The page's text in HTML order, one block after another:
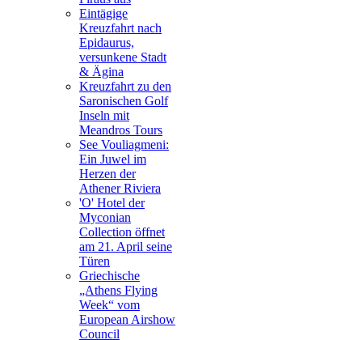
Eintägige
Kreuzfahrt nach
Epidaurus,
versunkene Stadt
& Ägina
Kreuzfahrt zu den
Saronischen Golf
Inseln mit
Meandros Tours
See Vouliagmeni:
Ein Juwel im
Herzen der
Athener Riviera
'O' Hotel der
Myconian
Collection öffnet
am 21. April seine
Türen
Griechische
„Athens Flying
Week“ vom
European Airshow
Council